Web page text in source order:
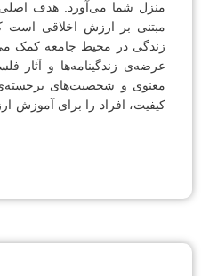
منزل شما می‌آورد. هدف
مبتنی بر ارزش اخلاقی است
زندگی در محیط جامعه کمک
عرضه‌ی زندگینامه‌ها و آثار
معنوی و شخصیت‌های برجسته‌ی
کیفیت، افراد را برای آموزش